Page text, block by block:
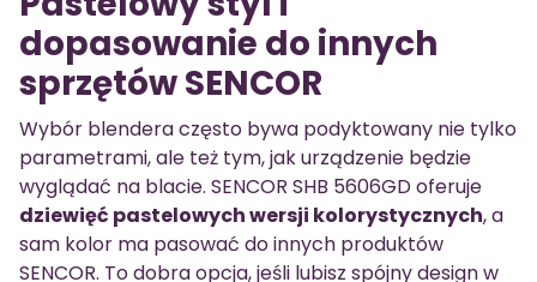
dopasowanie do innych
sprzętów SENCOR
Wybór blendera często bywa podyktowany nie tylko
parametrami, ale też tym, jak urządzenie będzie
wyglądać na blacie. SENCOR SHB 5606GD oferuje
dziewięć pastelowych wersji kolorystycznych, a
sam kolor ma pasować do innych produktów
SENCOR. To dobra opcja, jeśli lubisz spójny design w